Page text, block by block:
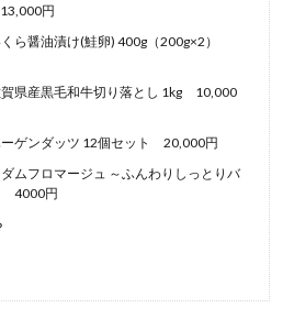
円
ら醤油漬け(鮭卵) 400g（200g×2）
賀県産黒毛和牛切り落とし 1kg 10,000
ーゲンダッツ 12個セット 20,000円
ダムフロマージュ ～ふんわりしっとりバ
4000円